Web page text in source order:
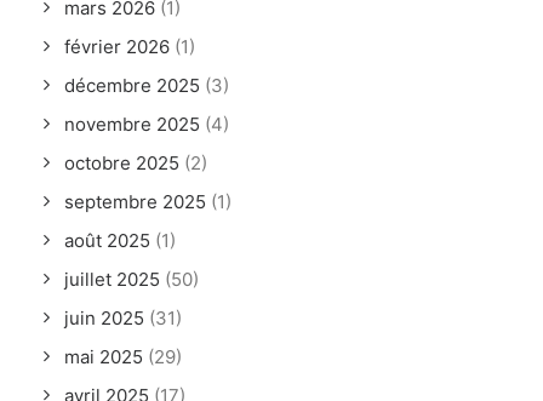
mars 2026 (1)
février 2026 (1)
décembre 2025 (3)
novembre 2025 (4)
octobre 2025 (2)
septembre 2025 (1)
août 2025 (1)
juillet 2025 (50)
juin 2025 (31)
mai 2025 (29)
avril 2025 (17)